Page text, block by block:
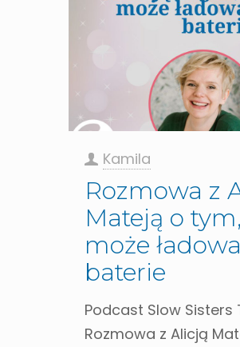
Kamila
Rozmowa z
Mateją o
może
baterie
Podcast Slow Sisters
Rozmowa z Alicją